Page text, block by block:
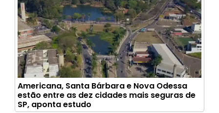
Americana, Santa Bárbara e Nova Odessa
estão entre as dez cidades mais seguras de
SP, aponta estudo